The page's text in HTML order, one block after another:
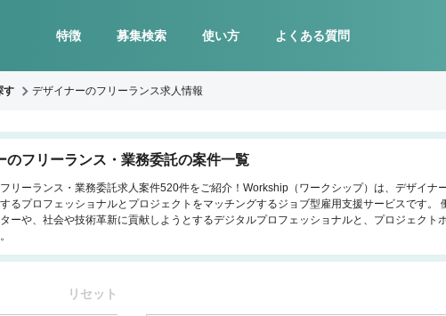
特徴 募集検索 使い方 よくある質問
す デザイナーのフリーランス求人情報
のフリーランス・業務委託の案件一覧
リーランス・業務委託求人案件520件をご紹介！Workship（ワークシップ）は、デザイナ
るプロフェッショナルとプロジェクトをマッチングするジョブ型雇用支援サービスです
ーや、社会や技術革新に貢献しようとするデジタルプロフェッショナルと、プロジェク
リセット